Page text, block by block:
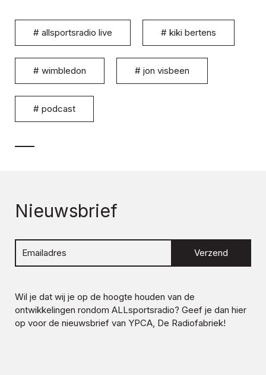
# allsportsradio live # kiki bertens
# wimbledon # jon visbeen
# podcast
Nieuwsbrief
Verzend
Wil je dat wij je op de hoogte houden van de
ontwikkelingen rondom ALLsportsradio? Geef je dan hier
op voor de nieuwsbrief van YPCA, De Radiofabriek!